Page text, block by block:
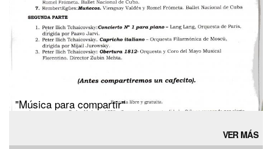
"Música para compartir"
VER MÁS